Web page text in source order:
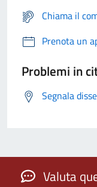
Chiama il
Prenota un
Problemi in
Segnala
Valuta